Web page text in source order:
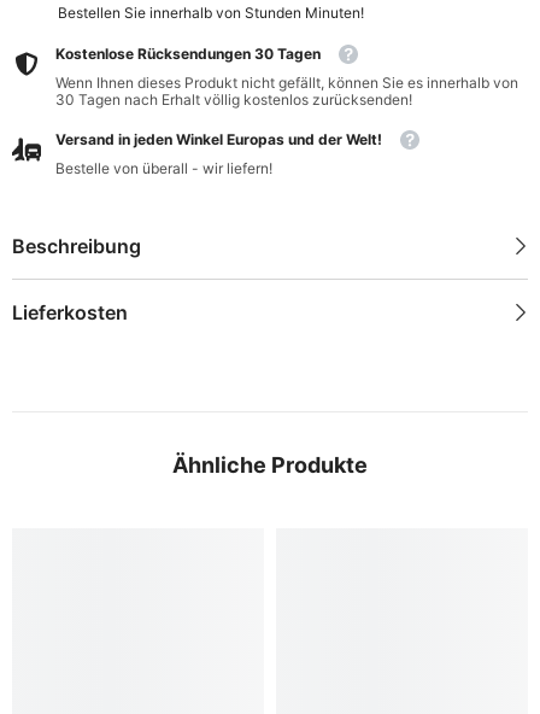
Bestellen Sie innerhalb von Stunden Minuten!
Kostenlose Rücksendungen 30 Tagen
Wenn Ihnen dieses Produkt nicht gefällt, können Sie es innerhalb von
30 Tagen nach Erhalt völlig kostenlos zurücksenden!
Versand in jeden Winkel Europas und der Welt!
Bestelle von überall - wir liefern!
Beschreibung
Lieferkosten
Ähnliche Produkte